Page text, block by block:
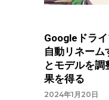
Googleドラ
自動リネーム
とモデルを
果を得る
2024年1月20日